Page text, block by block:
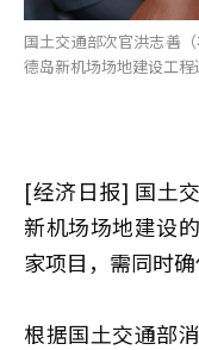
国土交通部次官洪志善
德岛新机场场地建设工
[经济日报] 国土
新机场场地建设
家项目，需同时
根据国土交通部